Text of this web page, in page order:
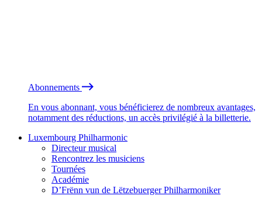
Abonnements
En vous abonnant, vous bénéficierez de nombreux avantages,
notamment des réductions, un accès privilégié à la billetterie.
Luxembourg Philharmonic
Directeur musical
Rencontrez les musiciens
Tournées
Académie
D’Frënn vun de Lëtzebuerger Philharmoniker